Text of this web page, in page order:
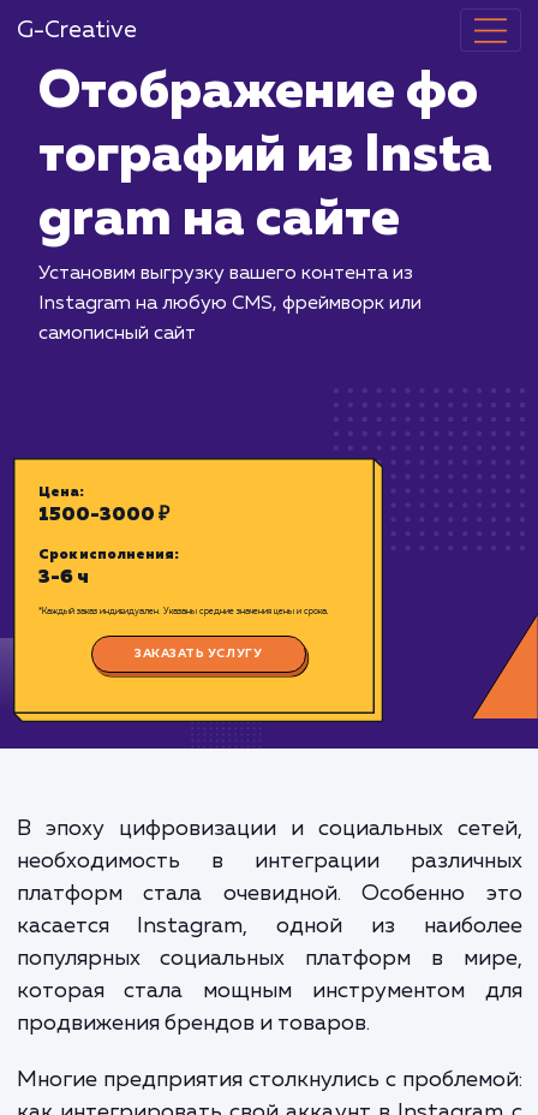
G-Creative
тографий из
gram на
самописный сайт
1500-3000 ₽
*Каждый заказ индивидуален. Указаны средние значения цены и срока.
ЗАКАЗАТЬ УСЛУГУ
В эпоху цифровизации и социальных
необходимость в интеграции
платформ стала очевидной. Особенно
касается Instagram, одной из
популярных социальных платформ в
которая стала мощным инструментом